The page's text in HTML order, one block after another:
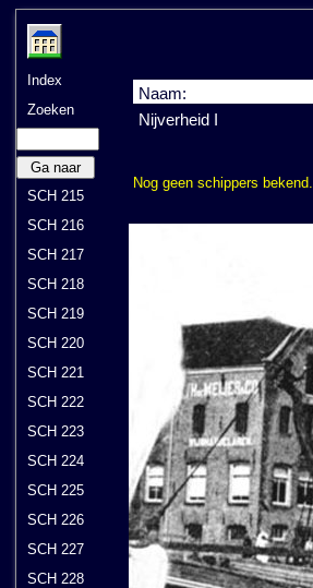
Index
Zoeken
Ga naar
SCH 215
SCH 216
SCH 217
SCH 218
SCH 219
SCH 220
SCH 221
SCH 222
SCH 223
SCH 224
SCH 225
SCH 226
SCH 227
SCH 228
Naam:
Nijverheid I
Nog geen schippers bekend.